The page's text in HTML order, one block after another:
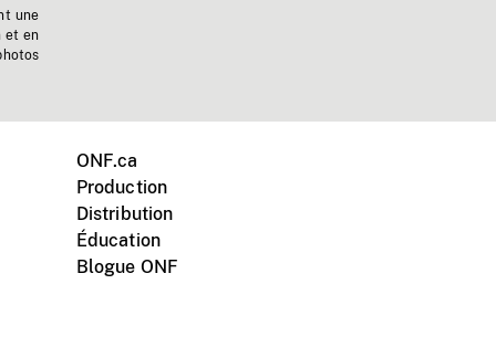
une
et en
ONF.ca
Production
Distribution
Éducation
Blogue ONF